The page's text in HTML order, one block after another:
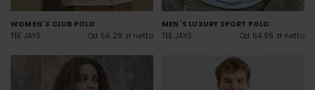
WOMEN´S CLUB POLO
TEE JAYS
Od 56.29 zł netto
MEN´S LUXURY SPORT POLO
TEE JAYS
Od 54.95 zł netto